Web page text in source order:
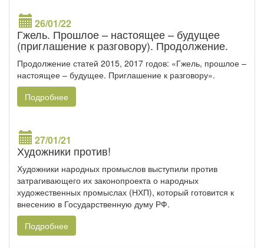
26/01/22
Гжель. Прошлое – настоящее – будущее
(приглашение к разговору). Продолжение.
Продолжение статей 2015, 2017 годов: «Гжель, прошлое –
настоящее – будущее. Приглашение к разговору».
Подробнее
27/01/21
Художники против!
Художники народных промыслов выступили против
затрагивающего их законопроекта о народных
художественных промыслах (НХП), который готовится к
внесению в Государственную думу РФ.
Подробнее